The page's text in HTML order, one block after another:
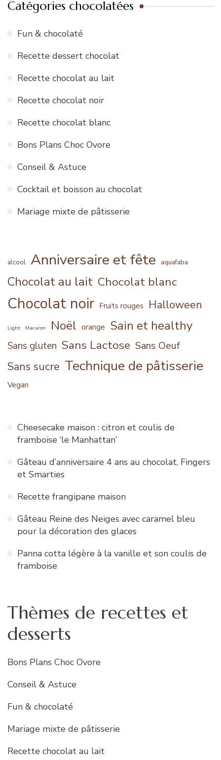
Catégories chocolatées
Fun & chocolaté
Recette dessert chocolat
Recette chocolat au lait
Recette chocolat noir
Recette chocolat blanc
Bons Plans Choc Ovore
Conseil & Astuce
Cocktail et boisson au chocolat
Mariage mixte de pâtisserie
alcool Anniversaire et fête aquafaba
Chocolat au lait Chocolat blanc
Chocolat noir Fruits rouges Halloween
Light Macaron Noël orange Sain et healthy
Sans gluten Sans Lactose Sans Oeuf
Sans sucre Technique de pâtisserie
Vegan
Cheesecake maison : citron et coulis de
framboise ‘le Manhattan’
Gâteau d’anniversaire 4 ans au chocolat, Fingers
et Smarties
Recette frangipane maison
Gâteau Reine des Neiges avec caramel bleu
pour la décoration des glaces
Panna cotta légère à la vanille et son coulis de
framboise
Thèmes de recettes et
desserts
Bons Plans Choc Ovore
Conseil & Astuce
Fun & chocolaté
Mariage mixte de pâtisserie
Recette chocolat au lait